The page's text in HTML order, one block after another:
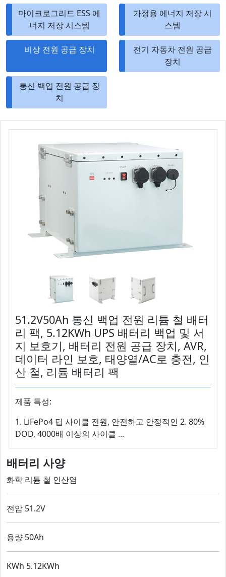
마이크로그리드 ESS 에
너지 저장 시스템
가정용 에너지 저장 시
스템
비상 전원 공급 장치
전기 자동차 전원 공급
장치
통신 백업 전원 공급 장
치
51.2V50Ah 통신 백업 전원 리튬 철 배터
리 팩, 5.12KWh UPS 배터리 백업 및 서
지 보호기, 배터리 전원 공급 장치, AVR,
데이터 라인 보호, 태양열/AC로 충전, 인
산 철, 리튬 배터리 팩
제품 특성:
1. LiFePo4 딥 사이클 전원, 안전하고 안정적인 2. 80%
DOD, 4000배 이상의 사이클 ...
배터리 사양
화학 리튬 철 인산염
전압 51.2V
용량 50Ah
KWh 5.12KWh